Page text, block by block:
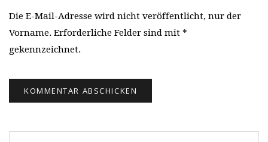
Die E-Mail-Adresse wird nicht veröffentlicht, nur der
Vorname. Erforderliche Felder sind mit *
gekennzeichnet.